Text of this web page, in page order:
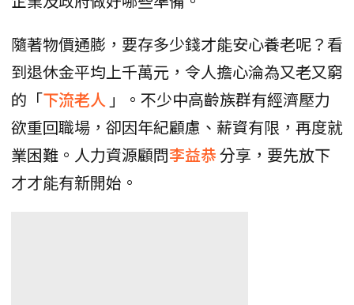
隨著物價通膨，要存多少錢才能安心養老呢？看
到退休金平均上千萬元，令人擔心淪為又老又窮
的「下流老人 」。不少中高齡族群有經濟壓力
欲重回職場，卻因年紀顧慮、薪資有限，再度就
業困難。人力資源顧問李益恭分享，要先放下
才才能有新開始。